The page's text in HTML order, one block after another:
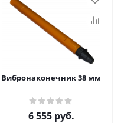
Вибронаконечник 38 мм
6 555руб.